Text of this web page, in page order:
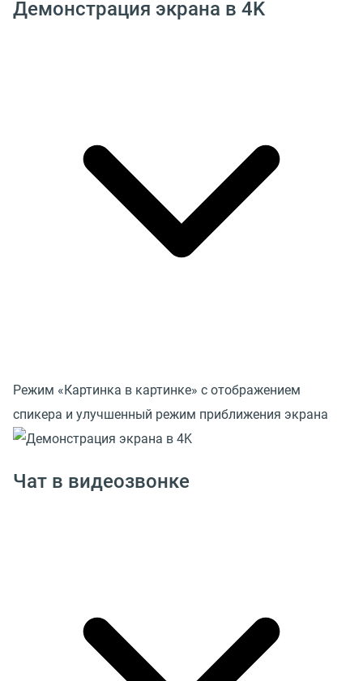
Демонстрация экрана в 4K
Режим «Картинка в картинке» с отображением
спикера и улучшенный режим приближения экрана
Чат в видеозвонке